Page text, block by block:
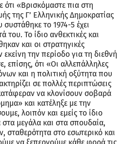
«Βρισκόμαστε πια στη
της Γ’ Ελληνικής Δημοκρατίας
το 1974-5 έχει
του. Το ίδιο ανθεκτικές και
και οι στρατηγικές
την περίοδο για τη διεθνή
επίσης, ότι «Οι αλλεπάλληλες
και η πολιτική οξύτητα που
σε πολλές περιπτώσεις
να κλονίσουν σοβαρά
και κατέληξε με την
λοιπόν και εμείς το ίδιο
μεγάλα και στα σπουδαία,
σταθερότητα στο εσωτερικό και